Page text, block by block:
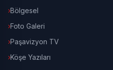
Bölgesel
Foto Galeri
Paşavizyon TV
Köşe Yazıları